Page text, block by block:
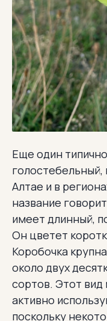
Еще один
Алтае и в
название
имеет длинный,
Он цветет
Коробочка
около двух
сортов. Этот
активно
поскольку